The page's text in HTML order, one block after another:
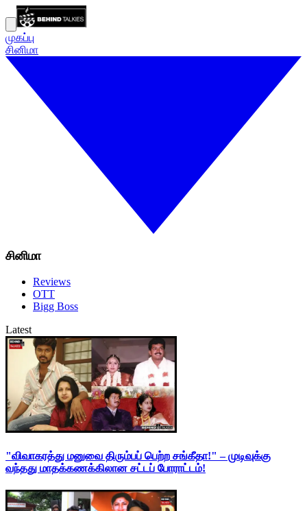
முகப்பு
சினிமா
சினிமா
Reviews
OTT
Bigg Boss
Latest
"விவாகரத்து மனுவை திரும்பப் பெற்ற சங்கீதா!" – முடிவுக்கு
வந்தது மாதக்கணக்கிலான சட்டப் போராட்டம்!